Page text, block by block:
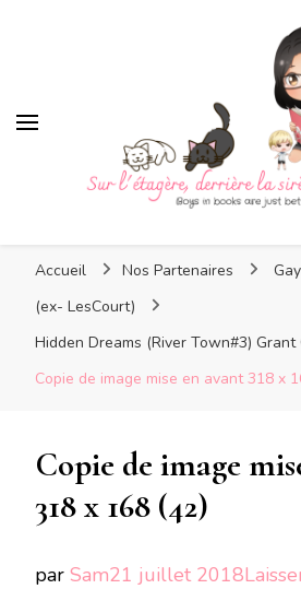
Sur l'étagère,
sirène en
sirène en
Accueil Nos Partenaires
(ex- LesCourt)
Hidden Dreams (River Town#3) Grant
Copie de image mise en avant 318 x
Copie de image
318 x 168 (42)
par Sam21 juillet 2018